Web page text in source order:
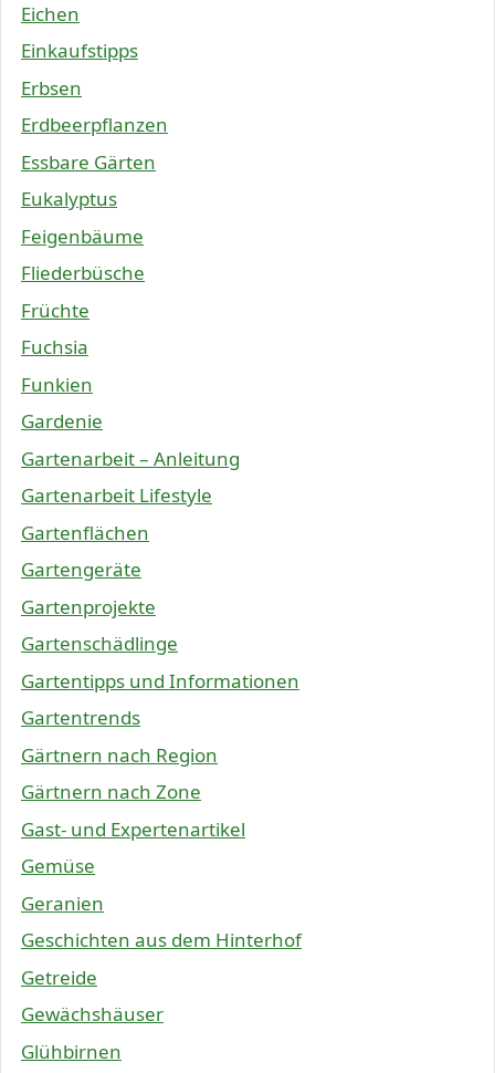
Eichen
Einkaufstipps
Erbsen
Erdbeerpflanzen
Essbare Gärten
Eukalyptus
Feigenbäume
Fliederbüsche
Früchte
Fuchsia
Funkien
Gardenie
Gartenarbeit – Anleitung
Gartenarbeit Lifestyle
Gartenflächen
Gartengeräte
Gartenprojekte
Gartenschädlinge
Gartentipps und Informationen
Gartentrends
Gärtnern nach Region
Gärtnern nach Zone
Gast- und Expertenartikel
Gemüse
Geranien
Geschichten aus dem Hinterhof
Getreide
Gewächshäuser
Glühbirnen